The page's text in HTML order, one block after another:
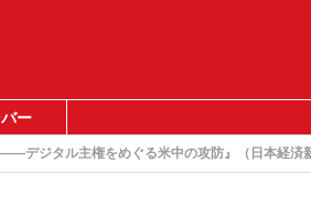
ー
デジタル主権をめぐる米中の攻防』（日本経済